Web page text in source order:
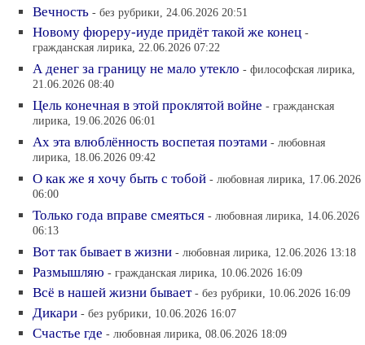
Вечность - без рубрики, 24.06.2026 20:51
Новому фюреру-иуде придёт такой же конец -
гражданская лирика, 22.06.2026 07:22
А денег за границу не мало утекло - философская лирика,
21.06.2026 08:40
Цель конечная в этой проклятой войне - гражданская
лирика, 19.06.2026 06:01
Ах эта влюблённость воспетая поэтами - любовная
лирика, 18.06.2026 09:42
О как же я хочу быть с тобой - любовная лирика, 17.06.2026
06:00
Только года вправе смеяться - любовная лирика, 14.06.2026
06:13
Вот так бывает в жизни - любовная лирика, 12.06.2026 13:18
Размышляю - гражданская лирика, 10.06.2026 16:09
Всё в нашей жизни бывает - без рубрики, 10.06.2026 16:09
Дикари - без рубрики, 10.06.2026 16:07
Счастье где - любовная лирика, 08.06.2026 18:09